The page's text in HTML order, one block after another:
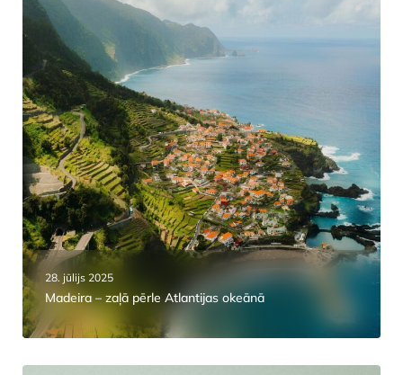
28. jūlijs 2025
Madeira – zaļā pērle Atlantijas okeānā